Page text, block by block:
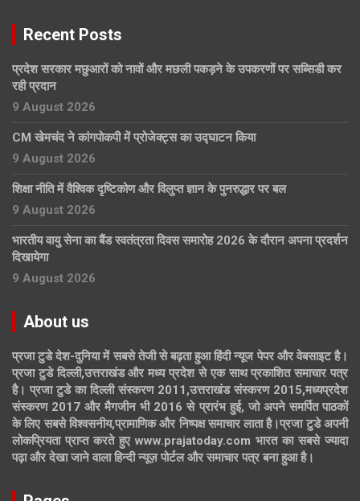
Recent Posts
प्रदेश सरकार मछुआरों को नावों और मछली पकड़ने के उपकरणों पर सब्सिडी कर
रही प्रदान
9 August 2026
CM खेमचंद ने कांगपोकपी में प्रोजेक्ट्स का उद्घाटन किया
9 August 2026
शिक्षा नीति में वैश्विक दृष्टिकोण और विलुप्त ज्ञान के पुनरुद्धार पर बल
9 August 2026
भारतीय वायु सेना का बैंड स्वतंत्रता दिवस समारोह 2026 के दौरान अपना प्रदर्शन
दिखायेगा
9 August 2026
About us
प्रजा टुडे देश-दुनिया में सबसे तेजी से बढ़ता हुआ हिंदी न्यूज पेपर और वेबसाइट है।
प्रजा टुडे दिल्ली,उत्तराखंड और मध्य प्रदेश से एक साथ प्रकाशित समाचार पत्र
है। प्रजा टुडे का दिल्ली संस्करण 2011,उत्तराखंड संस्करण 2015,मध्यप्रदेश
संस्करण 2017 और मैगजीन भी 2016 से प्रारंभ हुई, जो अपने समर्पित पाठकों
के लिए सबसे विश्वसनीय,प्रामाणिक और निष्पक्ष समाचार लाता है।प्रजा टुडे अपनी
लोकप्रियता प्राप्त करते हुए www.prajatoday.com भारत का सबसे ज्यादा
पढ़ा और देखा जाने वाला हिन्दी न्यूज़ पोर्टल और समाचार पत्र बना हुआ है।